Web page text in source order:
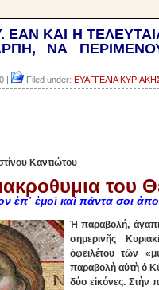
ΚΑΙ Η
ΝΑ
| Filed under: ΕΥΑΓΓΕΛΙΑ
Καντιώτου
του
ἐπ᾿ ἐμοὶ καὶ πάντα σοι
Ἡ παραβολή,
σημερινῆς
ὀφειλέτου τῶν
παραβολὴ αὐτὴ ὁ
δύο εἰκόνες. Στὴν